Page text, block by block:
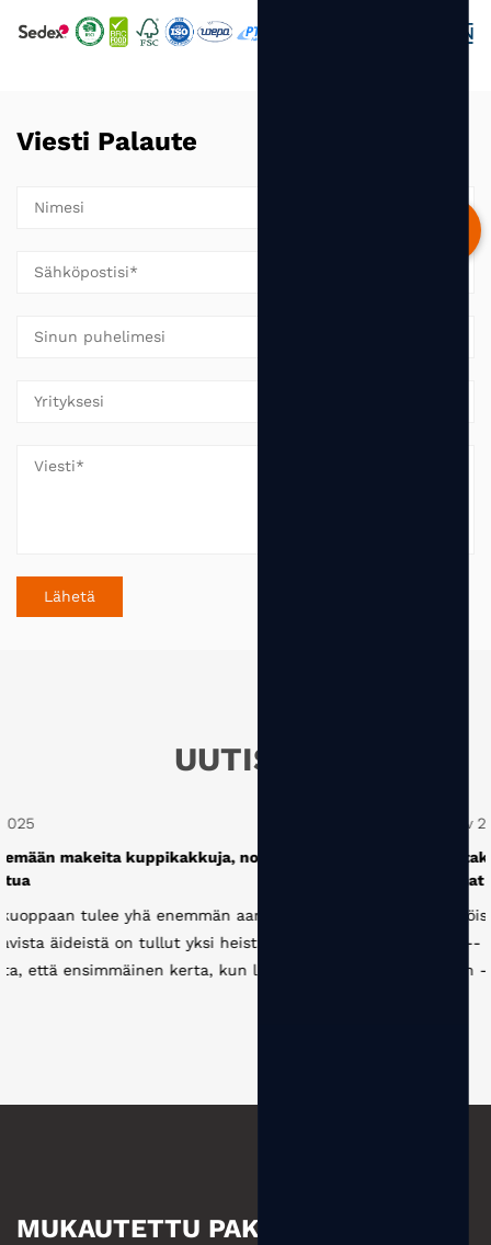
Viesti Palaute
UUTISET
leivonta
äiti
Miten kertakäyttöisten paperimukkien valmistajien
Kertakäyttöisen paperikupin tuotantoprosessi:
pinnoite --- leikkaus ---- tyyppinen asettelu ----
--- meistin --- sterilointi --- muovaus ---
MUKAUTETTU PAKKAUS ON